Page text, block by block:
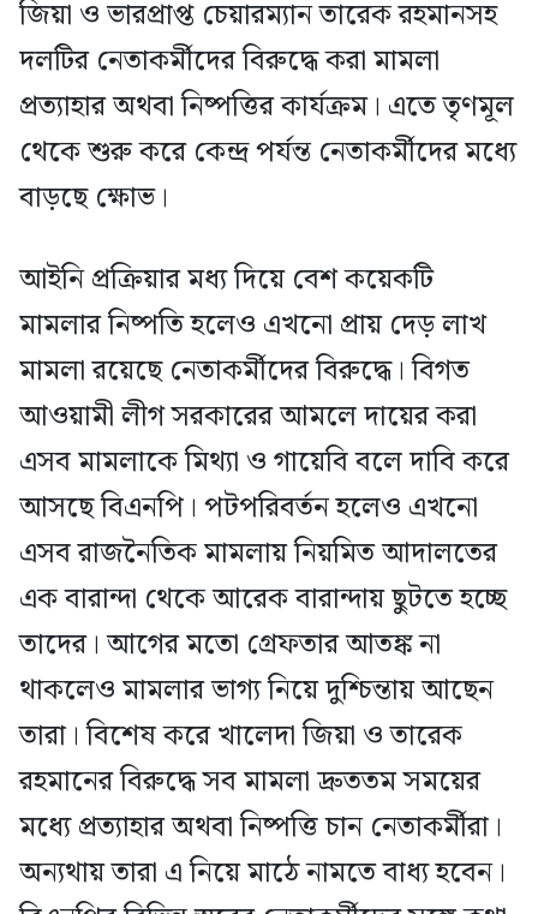
জিয়া ও ভারপ্রাপ্ত চেয়ারম্যান তারেক রহমানসহ
দলটির নেতাকর্মীদের বিরুদ্ধে করা মামলা
প্রত্যাহার অথবা নিষ্পত্তির কার্যক্রম। এতে তৃণমূল
থেকে শুরু করে কেন্দ্র পর্যন্ত নেতাকর্মীদের মধ্যে
বাড়ছে ক্ষোভ।
আইনি প্রক্রিয়ার মধ্য দিয়ে বেশ কয়েকটি
মামলার নিষ্পতি হলেও এখনো প্রায় দেড় লাখ
মামলা রয়েছে নেতাকর্মীদের বিরুদ্ধে। বিগত
আওয়ামী লীগ সরকারের আমলে দায়ের করা
এসব মামলাকে মিথ্যা ও গায়েবি বলে দাবি করে
আসছে বিএনপি। পটপরিবর্তন হলেও এখনো
এসব রাজনৈতিক মামলায় নিয়মিত আদালতের
এক বারান্দা থেকে আরেক বারান্দায় ছুটতে হচ্ছে
তাদের। আগের মতো গ্রেফতার আতঙ্ক না
থাকলেও মামলার ভাগ্য নিয়ে দুশ্চিন্তায় আছেন
তারা। বিশেষ করে খালেদা জিয়া ও তারেক
রহমানের বিরুদ্ধে সব মামলা দ্রুততম সময়ের
মধ্যে প্রত্যাহার অথবা নিষ্পত্তি চান নেতাকর্মীরা।
অন্যথায় তারা এ নিয়ে মাঠে নামতে বাধ্য হবেন।